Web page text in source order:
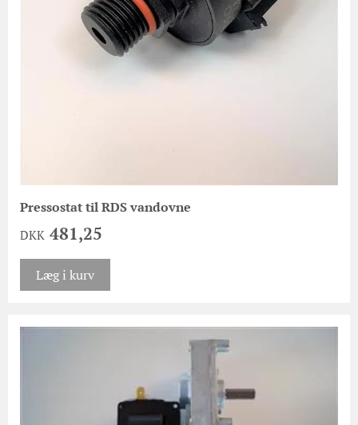
Pressostat til RDS vandovne
DKK 481,25
Læg i kurv